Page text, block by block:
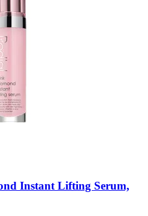
Instant Lifting Serum,